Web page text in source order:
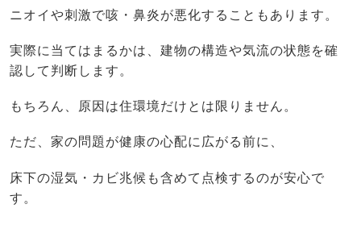
ニオイや刺激で咳・鼻炎が悪化することもあります。
実際に当てはまるかは、建物の構造や気流の状態を確
認して判断します。
もちろん、原因は住環境だけとは限りません。
ただ、家の問題が健康の心配に広がる前に、
床下の湿気・カビ兆候も含めて点検するのが安心で
す。